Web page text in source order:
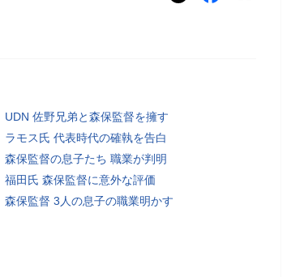
UDN 佐野兄弟と森保監督を擁す
ラモス氏 代表時代の確執を告白
森保監督の息子たち 職業が判明
福田氏 森保監督に意外な評価
森保監督 3人の息子の職業明かす